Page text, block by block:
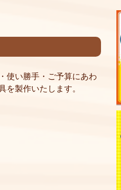
使い勝手・ご予算にあわ
を製作いたします。